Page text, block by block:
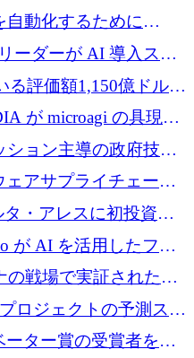
自動化するために
確保
ーダーが AI 導入スタ
援
る評価額1,150億ドルで
確認
が microagi の具現化
ション主導の政府技術
ォリオを拡大し ETG
アサプライチェーン
265万ドルを確保
・アレスに初投資、
に5億ユーロを拠出
が AI を活用したファ
ェンス プラットフォ
レシードを調達
の戦場で実証された防
5,000万ユーロの欧州
ロジェクトの予測スタ
a16z アクセラレータか
ター賞の受賞者を紹